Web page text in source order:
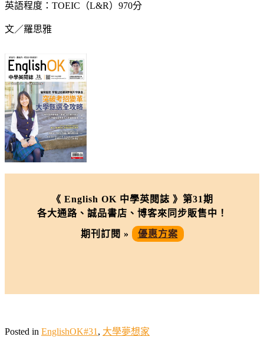
英語程度：TOEIC（L&R）970分
文／羅思雅
《 English OK 中學英閱誌 》第31期
各大通路、誠品書店、博客來同步販售中！
期刊訂閱 » 優惠方案
Posted in EnglishOK#31, 大學夢想家